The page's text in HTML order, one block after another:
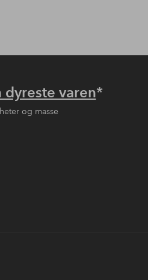
varen*
og masse